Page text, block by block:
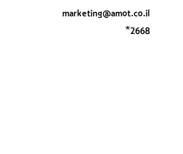
marketing@amot.co.il
*2668